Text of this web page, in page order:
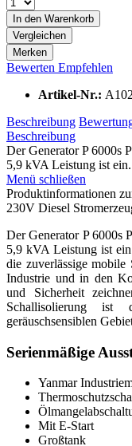
In den Warenkorb
Vergleichen
Merken
Bewerten Empfehlen
Artikel-Nr.:
Beschreibung
Beschreibung
Der Generator P 6000s
5,9 kVA Leistung ist
Menü schließen
Produktinformationen
230V Diesel
Der Generator P 6000s
5,9 kVA Leistung ist
die zuverlässige
Industrie und in den
und Sicherheit
Schallisolierung
geräuschsensiblen
Serienmäßige
Yanmar
Mit E-Start
Großtank